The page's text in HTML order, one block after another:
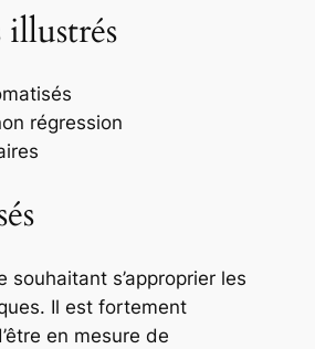
régression
souhaitant s’approprier les
Il est fortement
en mesure de